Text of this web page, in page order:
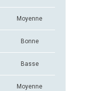
Moyenne
Bonne
Basse
Moyenne